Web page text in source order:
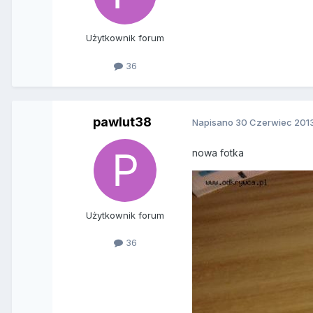
Użytkownik forum
36
pawlut38
Użytkownik forum
36
Napisano 30 Czerwiec
nowa fotka